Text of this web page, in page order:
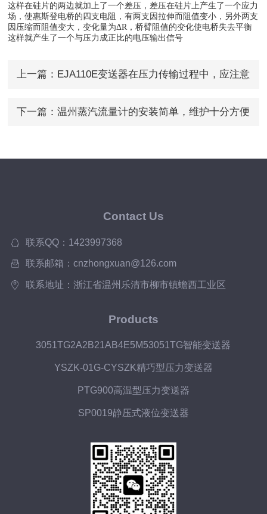
这样在硅片的两边就加上了一个差压，差压在硅片上产生了一个应力
场，使惠斯登电桥的四支电阻，有两支因拉伸而阻值变小，另外两支
因压缩而阻值变大，变化量为ΔR，桥臂阻值的变化使电桥失去平衡
这样就产生了一个与压力成正比的电压输出信号
上一篇： EJA110E变送器在压力传输过程中，应注意
下一篇： 温州蒸汽流量计的安装简单，维护十分方便
Contact Us
联系QQ：1423997368
联系邮箱：cnzhongxuan@126.com
联系地址：浙江省温州乐清市柳市镇蟾西工业区
Products
3051TG2A2B21AB4E5M53051TG智能变送器
YSZK-01G-CYSZK精巧型压力变送器
PTG900高温型压力变送器
SP0019静压式液位变送器